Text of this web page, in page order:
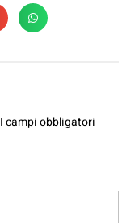
I campi obbligatori